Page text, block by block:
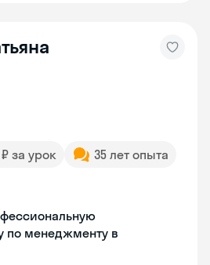
₽ за урок
35 лет опыта
по менеджменту в